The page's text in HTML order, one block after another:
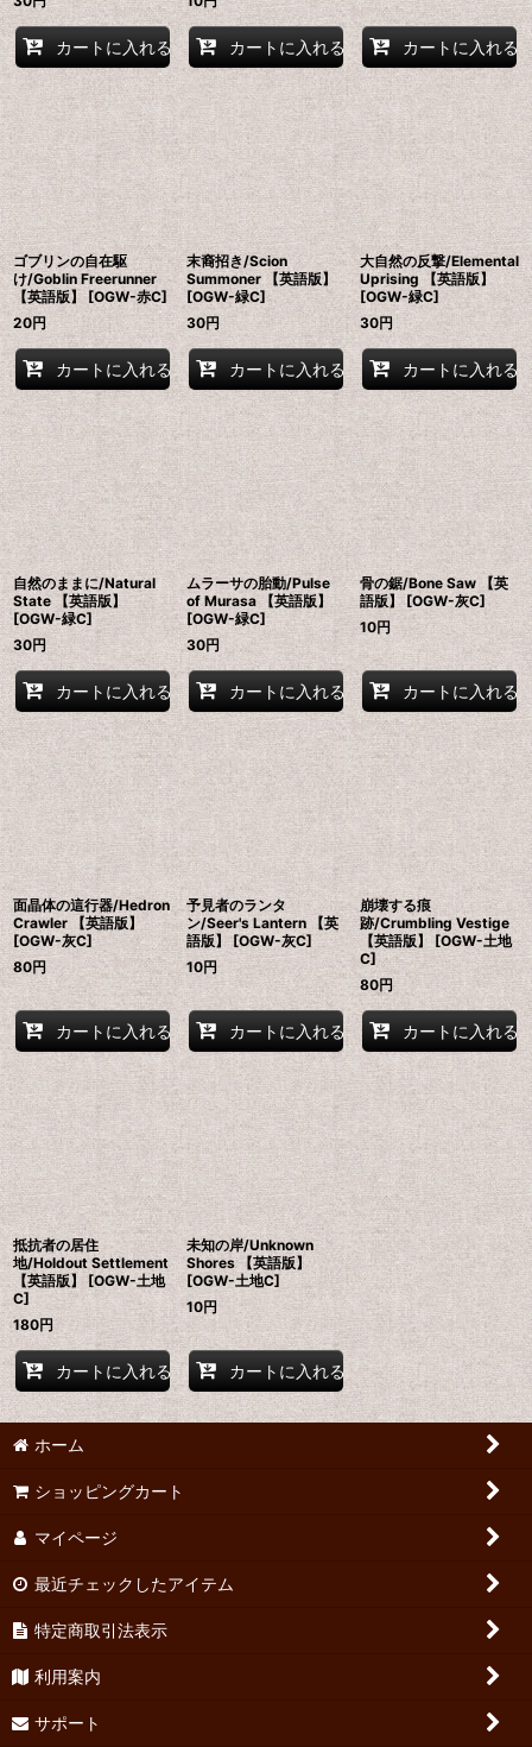
カートに入れる カートに入れる カートに入れる
ゴブリンの自在駆
け/Goblin Freerunner
【英語版】 [OGW-赤C]
20円
カートに入れる
末裔招き/Scion
Summoner 【英語版】
[OGW-緑C]
30円
カートに入れる
大自然の反撃/Elemental
Uprising 【英語版】
[OGW-緑C]
30円
カートに入れる
自然のままに/Natural
State 【英語版】
[OGW-緑C]
30円
カートに入れる
ムラーサの胎動/Pulse
of Murasa 【英語版】
[OGW-緑C]
30円
カートに入れる
骨の鋸/Bone Saw 【英
語版】 [OGW-灰C]
10円
カートに入れる
面晶体の這行器/Hedron
Crawler 【英語版】
[OGW-灰C]
80円
カートに入れる
予見者のランタ
ン/Seer's Lantern 【英
語版】 [OGW-灰C]
10円
カートに入れる
崩壊する痕
跡/Crumbling Vestige
【英語版】 [OGW-土地
C]
80円
カートに入れる
抵抗者の居住
地/Holdout Settlement
【英語版】 [OGW-土地
C]
180円
カートに入れる
未知の岸/Unknown
Shores 【英語版】
[OGW-土地C]
10円
カートに入れる
ホーム
ショッピングカート
マイページ
最近チェックしたアイテム
特定商取引法表示
利用案内
サポート